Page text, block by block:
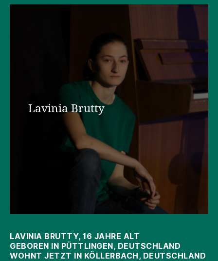
Lavinia Brutty
LAVINIA BRUTTY, 16 JAHRE ALT
GEBOREN IN PÜTTLINGEN, DEUTSCHLAND
WOHNT JETZT IN KÖLLERBACH, DEUTSCHLAND